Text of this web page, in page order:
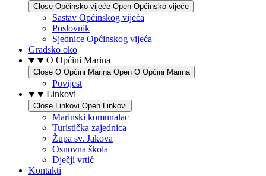
Close Općinsko vijeće Open Općinsko vijeće
Sastav Općinskog vijeća
Poslovnik
Sjednice Općinskog vijeća
Gradsko oko
O Općini Marina
Close O Općini Marina Open O Općini Marina
Povijest
Linkovi
Close Linkovi Open Linkovi
Marinski komunalac
Turistička zajednica
Župa sv. Jakova
Osnovna škola
Dječji vrtić
Kontakti